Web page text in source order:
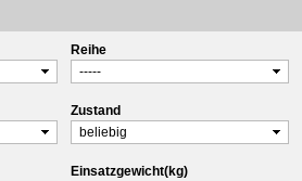
Reihe
Zustand
Einsatzgewicht(kg)